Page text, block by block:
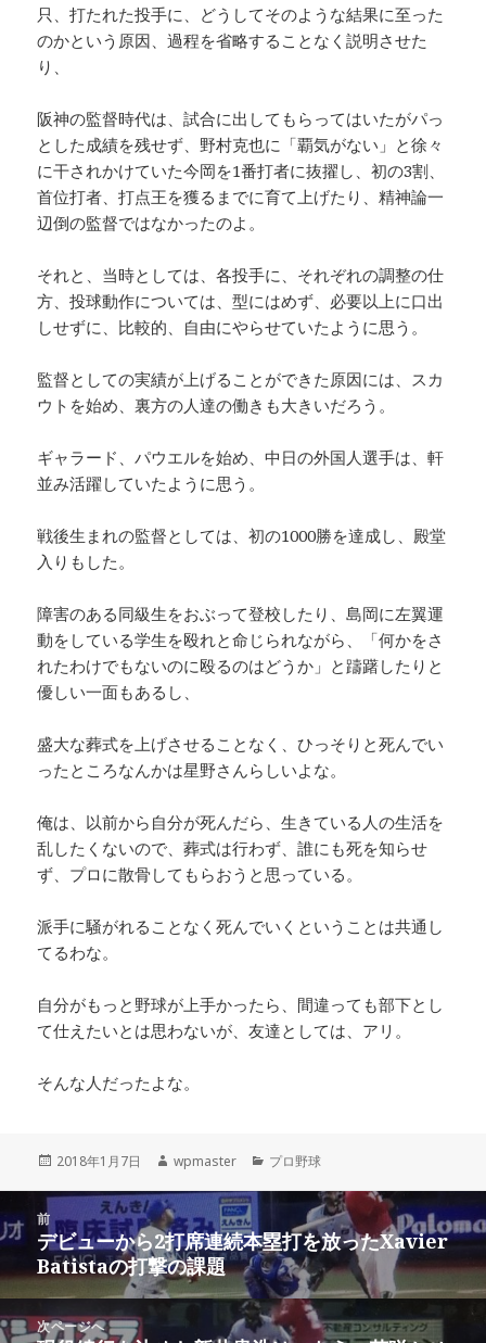
只、打たれた投手に、どうしてそのような結果に至った
のかという原因、過程を省略することなく説明させた
り、
阪神の監督時代は、試合に出してもらってはいたがパっ
とした成績を残せず、野村克也に「覇気がない」と徐々
に干されかけていた今岡を1番打者に抜擢し、初の3割、
首位打者、打点王を獲るまでに育て上げたり、精神論一
辺倒の監督ではなかったのよ。
それと、当時としては、各投手に、それぞれの調整の仕
方、投球動作については、型にはめず、必要以上に口出
しせずに、比較的、自由にやらせていたように思う。
監督としての実績が上げることができた原因には、スカ
ウトを始め、裏方の人達の働きも大きいだろう。
ギャラード、パウエルを始め、中日の外国人選手は、軒
並み活躍していたように思う。
戦後生まれの監督としては、初の1000勝を達成し、殿堂
入りもした。
障害のある同級生をおぶって登校したり、島岡に左翼運
動をしている学生を殴れと命じられながら、「何かをさ
れたわけでもないのに殴るのはどうか」と躊躇したりと
優しい一面もあるし、
盛大な葬式を上げさせることなく、ひっそりと死んでい
ったところなんかは星野さんらしいよな。
俺は、以前から自分が死んだら、生きている人の生活を
乱したくないので、葬式は行わず、誰にも死を知らせ
ず、プロに散骨してもらおうと思っている。
派手に騒がれることなく死んでいくということは共通し
てるわな。
自分がもっと野球が上手かったら、間違っても部下とし
て仕えたいとは思わないが、友達としては、アリ。
そんな人だったよな。
投
日:
2018年1月7日
作
者
wpmaster
カ
ー
プロ野球
稿
ビ
ゲ
前
前
の
投
稿:
デビューから2打席連続本塁打を放ったXavier
Batistaの打撃の課題
次ページへ